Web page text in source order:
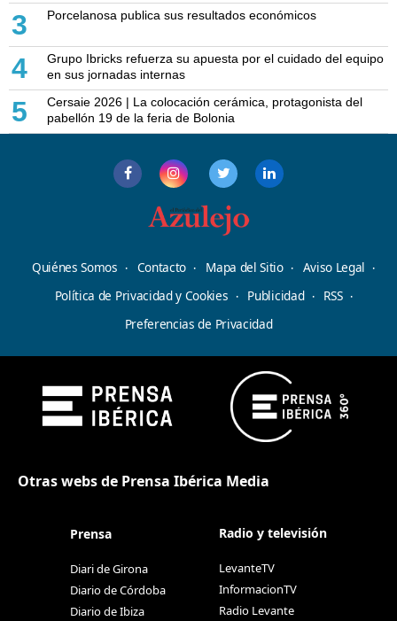
3 Porcelanosa publica sus resultados económicos
4
Grupo Ibricks refuerza su apuesta por el cuidado del equipo
en sus jornadas internas
5
Cersaie 2026 | La colocación cerámica, protagonista del
pabellón 19 de la feria de Bolonia
Quiénes Somos Contacto Mapa del Sitio
Aviso Legal
Política de Privacidad y Cookies
Publicidad
RSS
Preferencias de Privacidad
Otras webs de Prensa Ibérica Media
Prensa
Diari de Girona
Diario de Córdoba
Diario de Ibiza
Radio y televisión
LevanteTV
InformacionTV
Radio Levante